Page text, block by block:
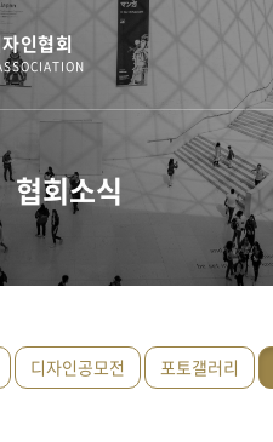
인협회
협회소식
디자인공모전 포토갤러리